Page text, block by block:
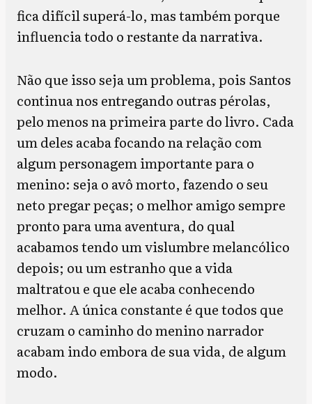
fica difícil superá-lo, mas também porque
influencia todo o restante da narrativa.
Não que isso seja um problema, pois Santos
continua nos entregando outras pérolas,
pelo menos na primeira parte do livro. Cada
um deles acaba focando na relação com
algum personagem importante para o
menino: seja o avô morto, fazendo o seu
neto pregar peças; o melhor amigo sempre
pronto para uma aventura, do qual
acabamos tendo um vislumbre melancólico
depois; ou um estranho que a vida
maltratou e que ele acaba conhecendo
melhor. A única constante é que todos que
cruzam o caminho do menino narrador
acabam indo embora de sua vida, de algum
modo.